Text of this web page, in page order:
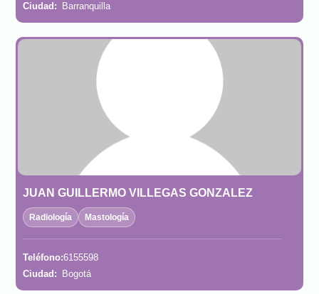
Ciudad:
Barranquilla
JUAN GUILLERMO VILLEGAS GONZALEZ
Radiología Mastología
Teléfono:6155598
Ciudad:
Bogotá